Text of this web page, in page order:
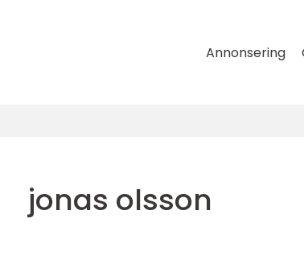
Annonsering
jonas olsson